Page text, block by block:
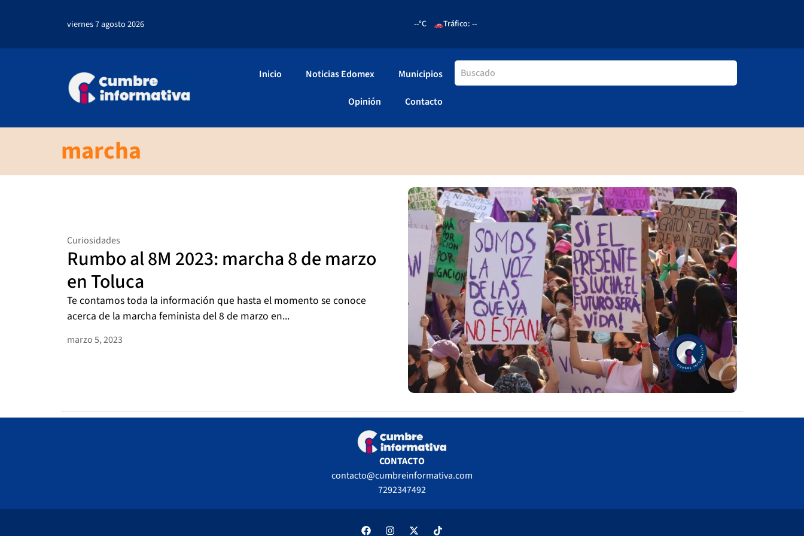
viernes 7 agosto 2026 --°C Tráfico: --
Inicio Noticias Edomex Municipios
Opinión Contacto
marcha
Curiosidades
Rumbo al 8M 2023: marcha 8 de marzo
en Toluca
Te contamos toda la información que hasta el momento se conoce
acerca de la marcha feminista del 8 de marzo en...
marzo 5, 2023
CONTACTO
contacto@cumbreinformativa.com
7292347492